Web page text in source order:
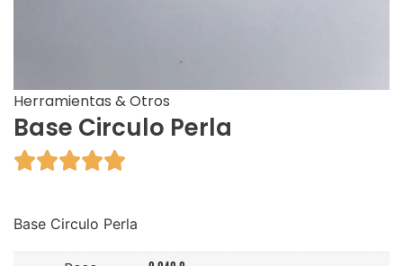
Herramientas & Otros
Base Circulo Perla

Base Circulo Perla